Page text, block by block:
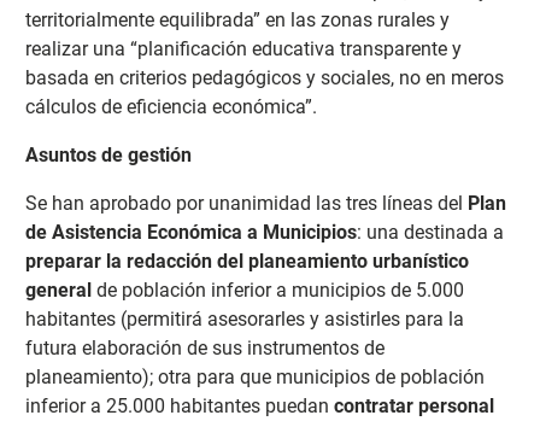
territorialmente equilibrada” en las zonas rurales y
realizar una “planificación educativa transparente y
basada en criterios pedagógicos y sociales, no en meros
cálculos de eficiencia económica”.
Asuntos de gestión
Se han aprobado por unanimidad las tres líneas del Plan
de Asistencia Económica a Municipios: una destinada a
preparar la redacción del planeamiento urbanístico
generalde población inferior a municipios de 5.000
habitantes (permitirá asesorarles y asistirles para la
futura elaboración de sus instrumentos de
planeamiento); otra para que municipios de población
inferior a 25.000 habitantes puedan contratar personal